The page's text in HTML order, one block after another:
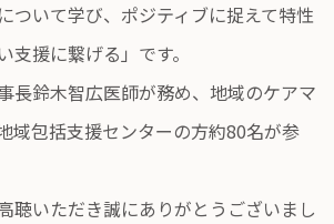
ついて学び、ポジティブに捉えて特性
支援に繋げる」です。
長鈴木智広医師が務め、地域のケアマ
域包括支援センターの方約80名が参
聴いただき誠にありがとうございまし